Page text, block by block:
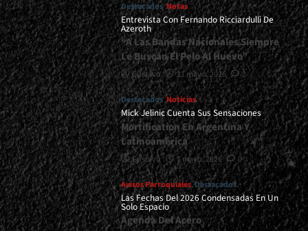
Destacados Notas
Entrevista Con Fernando Ricciardulli De
Azeroth
“A Las Bandas Nacionales Siempre
Le Buscan El Pelo Al Huevo”
Gustavo 21 mayo, 2026 2
Destacados Noticias
Mick Jelinic Cuenta Sus Sensaciones
Mortification En Argentina Y
Latinoamérica
Gustavo 7 mayo, 2026 0
Avisos Parroquiales Destacados
Las Fechas Del 2026 Condensadas En Un
Solo Espacio
Agenda Del Acero